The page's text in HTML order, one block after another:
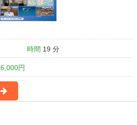
時間 19 分
円